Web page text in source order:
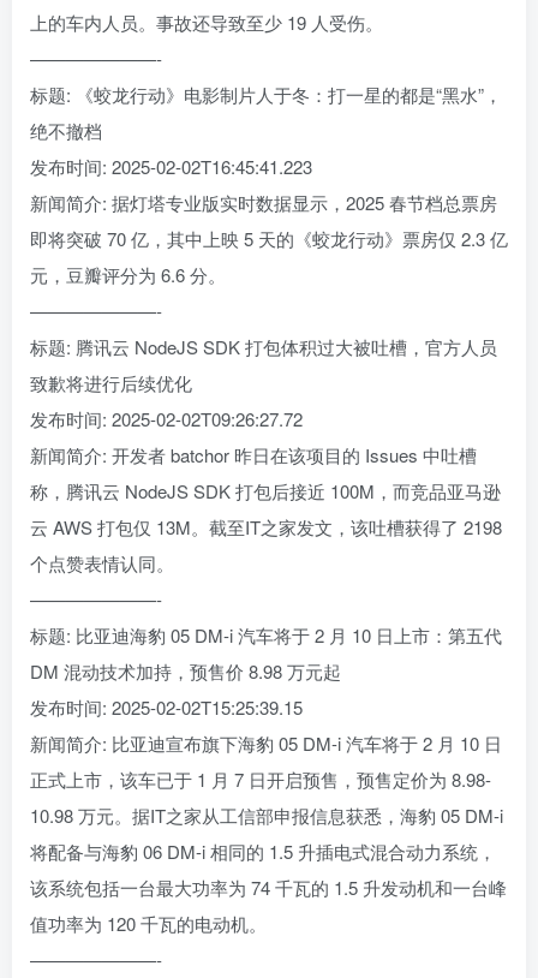
上的车内人员。事故还导致至少 19 人受伤。
———————-
标题: 《蛟龙行动》电影制片人于冬：打一星的都是“黑水”，
绝不撤档
发布时间: 2025-02-02T16:45:41.223
新闻简介: 据灯塔专业版实时数据显示，2025 春节档总票房
即将突破 70 亿，其中上映 5 天的《蛟龙行动》票房仅 2.3 亿
元，豆瓣评分为 6.6 分。
———————-
标题: 腾讯云 NodeJS SDK 打包体积过大被吐槽，官方人员
致歉将进行后续优化
发布时间: 2025-02-02T09:26:27.72
新闻简介: 开发者 batchor 昨日在该项目的 Issues 中吐槽
称，腾讯云 NodeJS SDK 打包后接近 100M，而竞品亚马逊
云 AWS 打包仅 13M。截至IT之家发文，该吐槽获得了 2198
个点赞表情认同。
———————-
标题: 比亚迪海豹 05 DM-i 汽车将于 2 月 10 日上市：第五代
DM 混动技术加持，预售价 8.98 万元起
发布时间: 2025-02-02T15:25:39.15
新闻简介: 比亚迪宣布旗下海豹 05 DM-i 汽车将于 2 月 10 日
正式上市，该车已于 1 月 7 日开启预售，预售定价为 8.98-
10.98 万元。据IT之家从工信部申报信息获悉，海豹 05 DM-i
将配备与海豹 06 DM-i 相同的 1.5 升插电式混合动力系统，
该系统包括一台最大功率为 74 千瓦的 1.5 升发动机和一台峰
值功率为 120 千瓦的电动机。
———————-